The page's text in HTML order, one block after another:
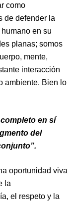
como
de defender la
en su
planas; somos
mente,
interacción
ambiente. Bien lo
en sí
del
oportunidad viva
la
el respeto y la